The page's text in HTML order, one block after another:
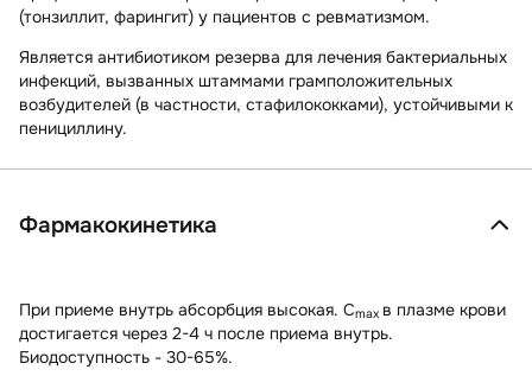
(тонзиллит, фарингит) у пациентов с ревматизмом.
Является антибиотиком резерва для лечения бактериальных
инфекций, вызванных штаммами грамположительных
возбудителей (в частности, стафилококками), устойчивыми к
пенициллину.
Фармакокинетика
При приеме внутрь абсорбция высокая. Cmax в плазме крови
достигается через 2-4 ч после приема внутрь.
Биодоступность - 30-65%.